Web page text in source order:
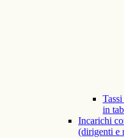
in
Incarichi
(dirigenti e